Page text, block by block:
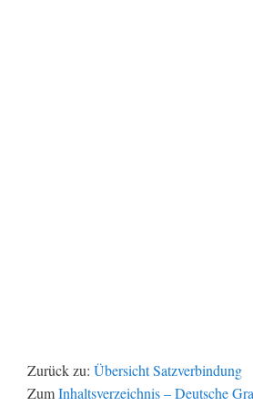
Zurück zu: Übersicht Satzverbindung
ZumInhaltsverzeichnis – Deutsche